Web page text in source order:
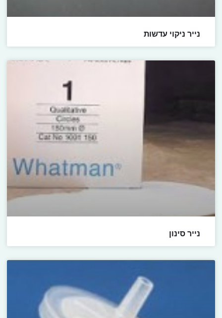
נייר ניקוי עדשות
נייר סינון